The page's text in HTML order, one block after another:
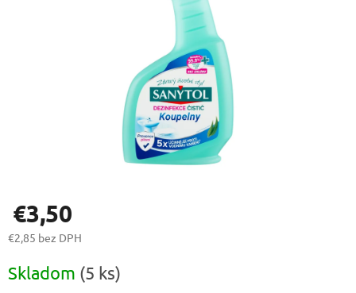
€3,50
€2,85 bez DPH
cena:
Skladom (5 ks)